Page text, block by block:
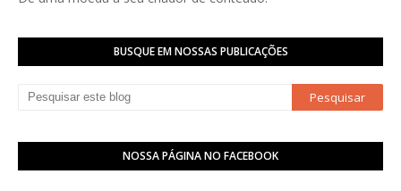
BUSQUE EM NOSSAS PUBLICAÇÕES
NOSSA PÁGINA NO FACEBOOK